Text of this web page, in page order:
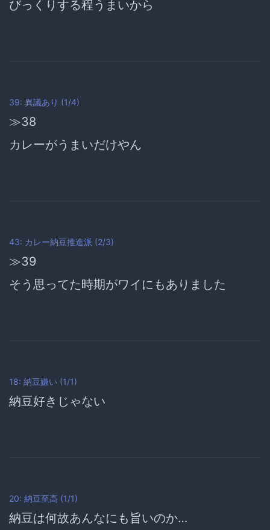
びっくりする程うまいから
39: 異議あり (1/4)
≫38
カレーがうまいだけやん
43: カレー納豆推進派 (2/3)
≫39
そう思ってた時期がワイにもありました
18: 納豆嫌い (1/1)
納豆好きじゃない
20: 納豆至高 (1/1)
納豆は何故あんなにも旨いのか…